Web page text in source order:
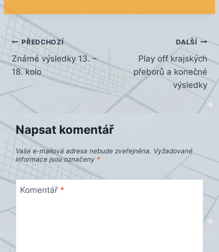
Navigace
pro
příspěvek
PŘEDCHOZÍ
Známé výsledky 13. –
18. kolo
DALŠÍ
Play off krajských
přeborů a konečné
výsledky
Napsat komentář
Vaše e-mailová adresa nebude zveřejněna. Vyžadované
informace jsou označeny *
Komentář *